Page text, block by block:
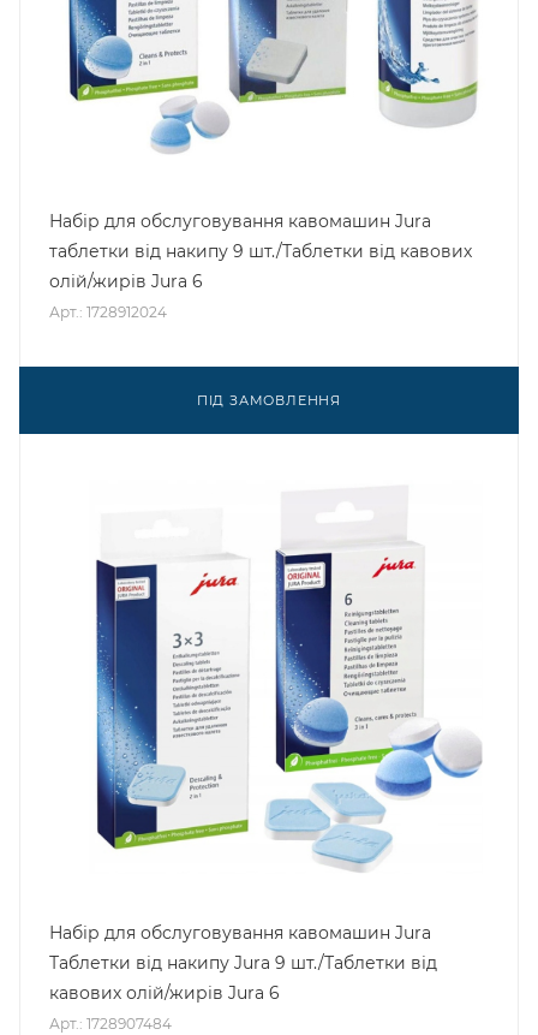
Набір для обслуговування кавомашин Jura
таблетки від накипу 9 шт./Таблетки від кавових
олій/жирів Jura 6
Арт.: 1728912024
ПІД ЗАМОВЛЕННЯ
Набір для обслуговування кавомашин Jura
Таблетки від накипу Jura 9 шт./Таблетки від
кавових олій/жирів Jura 6
Арт.: 1728907484